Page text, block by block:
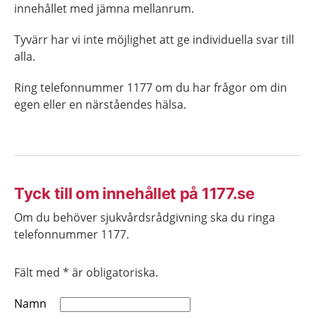
innehållet med jämna mellanrum.
Tyvärr har vi inte möjlighet att ge individuella svar till
alla.
Ring telefonnummer 1177 om du har frågor om din
egen eller en närståendes hälsa.
Tyck till om innehållet på 1177.se
Om du behöver sjukvårdsrådgivning ska du ringa
telefonnummer 1177.
Fält med * är obligatoriska.
Namn